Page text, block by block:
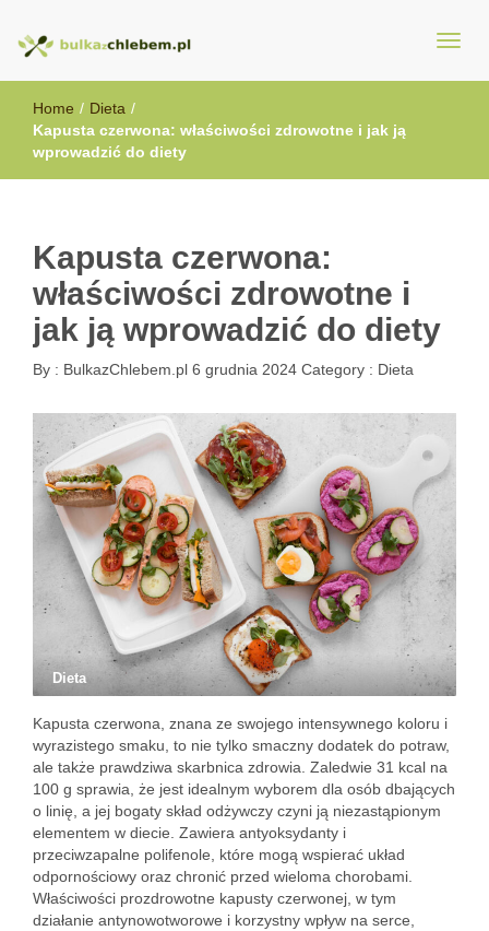
BulkazChlebem.pl
Home / Dieta /
Kapusta czerwona: właściwości zdrowotne i jak ją
wprowadzić do diety
Kapusta czerwona:
właściwości zdrowotne i
jak ją wprowadzić do diety
By : BulkazChlebem.pl 6 grudnia 2024 Category : Dieta
Dieta
Kapusta czerwona, znana ze swojego intensywnego koloru i
wyrazistego smaku, to nie tylko smaczny dodatek do potraw,
ale także prawdziwa skarbnica zdrowia. Zaledwie 31 kcal na
100 g sprawia, że jest idealnym wyborem dla osób dbających
o linię, a jej bogaty skład odżywczy czyni ją niezastąpionym
elementem w diecie. Zawiera antyoksydanty i
przeciwzapalne polifenole, które mogą wspierać układ
odpornościowy oraz chronić przed wieloma chorobami.
Właściwości prozdrowotne kapusty czerwonej, w tym
działanie antynowotworowe i korzystny wpływ na serce,